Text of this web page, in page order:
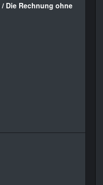
Die Rechnung ohne